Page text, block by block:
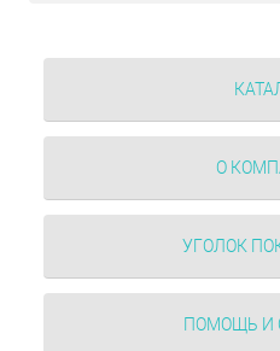
О
УГОЛОК
ПОМОЩЬ И